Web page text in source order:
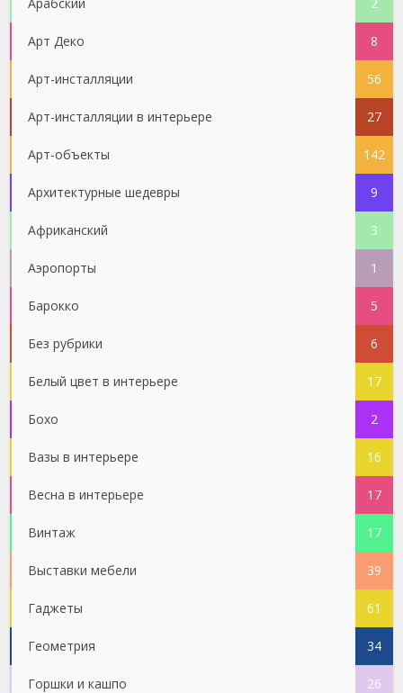
Арт Деко 8
Арт-инсталляции 56
Арт-инсталляции в интерьере 27
Арт-объекты 142
Архитектурные шедевры 9
Африканский 3
Аэропорты 1
Барокко 5
Без рубрики 6
Белый цвет в интерьере 17
Бохо 2
Вазы в интерьере 16
Весна в интерьере 17
Винтаж 17
Выставки мебели 39
Гаджеты 61
Геометрия 34
Горшки и кашпо 26